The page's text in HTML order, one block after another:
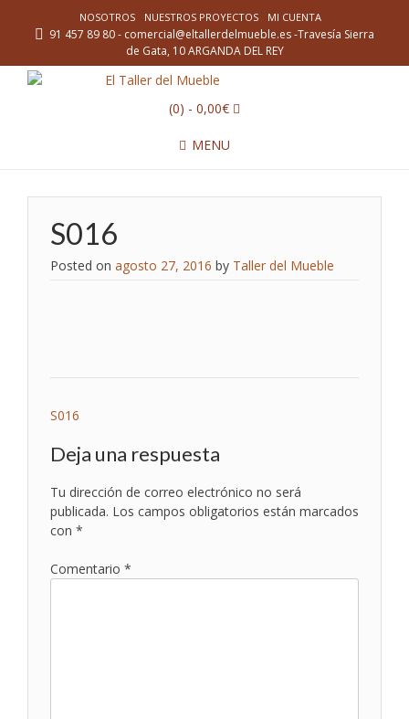
NOSOTROS NUESTROS PROYECTOS MI CUENTA
91 457 89 80 - comercial@eltallerdelmueble.es -Travesía Sierra
de Gata, 10 ARGANDA DEL REY
(0) - 0,00€
MENU
S016
Posted on agosto 27, 2016 by Taller del Mueble
Navegación
de
entradas
S016
Deja una respuesta
Tu dirección de correo electrónico no será
publicada. Los campos obligatorios están marcados
con *
Comentario *